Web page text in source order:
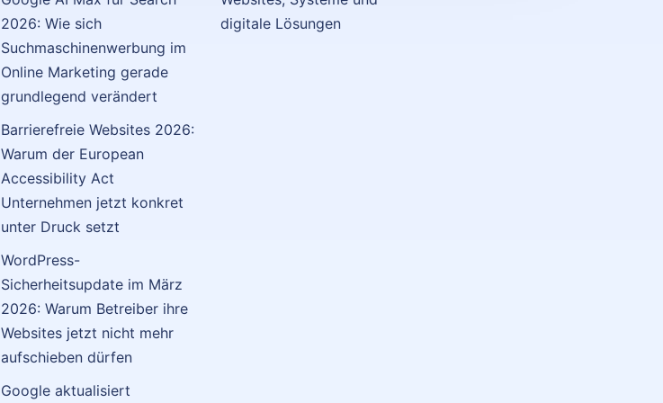
2026: Wie sich
Suchmaschinenwerbung im
Online Marketing gerade
grundlegend verändert
Barrierefreie Websites 2026:
Warum der European
Accessibility Act
Unternehmen jetzt konkret
unter Druck setzt
WordPress-
Sicherheitsupdate im März
2026: Warum Betreiber ihre
Websites jetzt nicht mehr
aufschieben dürfen
Google aktualisiert
digitale Lösungen